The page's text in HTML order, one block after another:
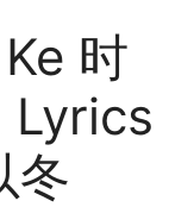
时
Lyrics
冬